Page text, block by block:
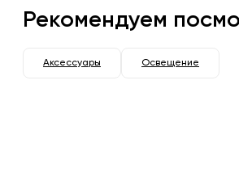
Рекомендуем
Аксессуары Освещение